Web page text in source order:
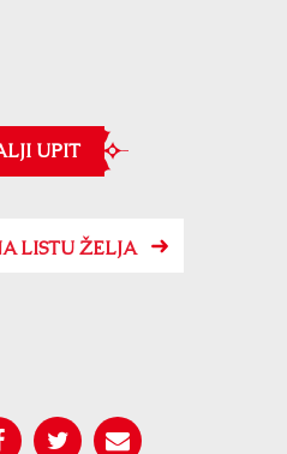
UPIT
LISTU ŽELJA